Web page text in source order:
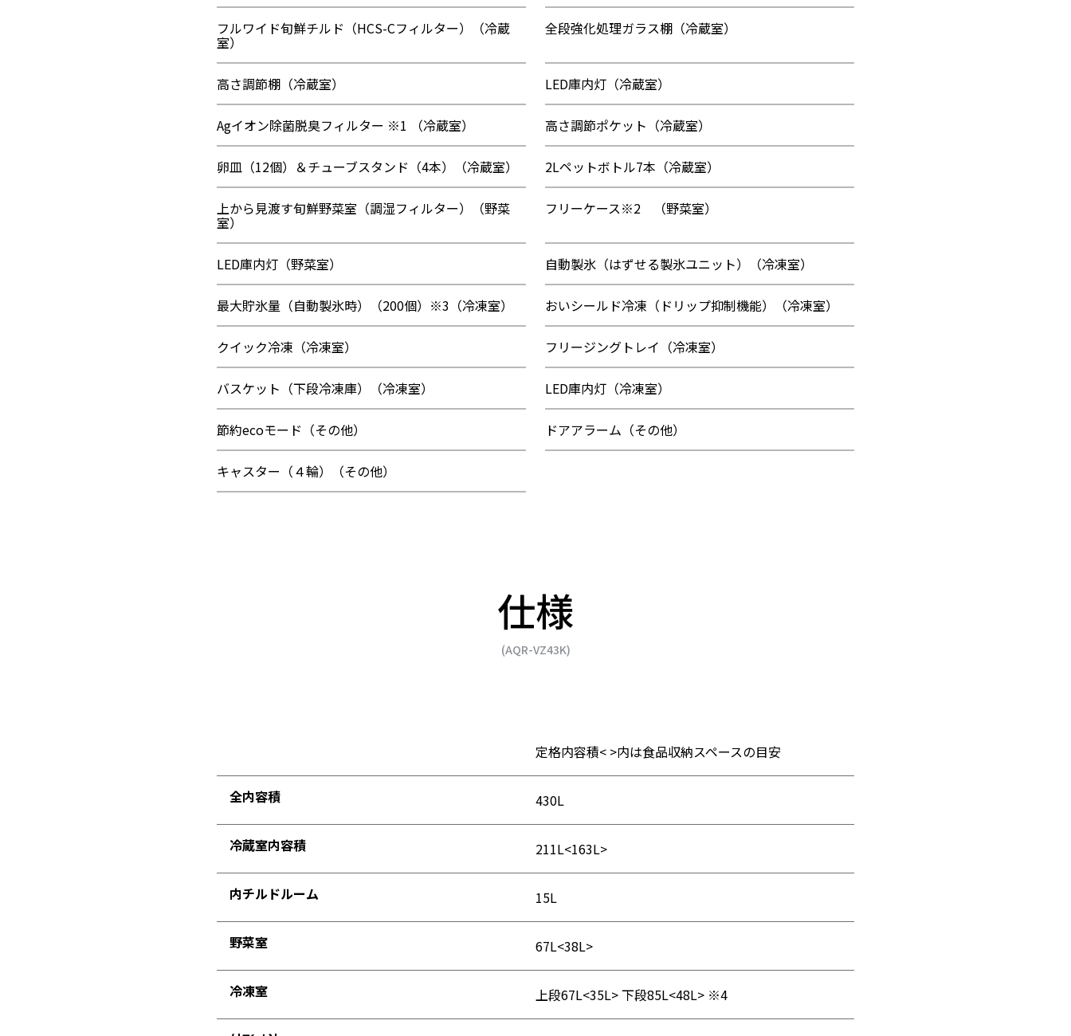
フルワイド旬鮮チルド（HCS-Cフィルター）（冷蔵
室）
全段強化処理ガラス棚（冷蔵室）
高さ調節棚（冷蔵室） LED庫内灯（冷蔵室）
Agイオン除菌脱臭フィルター ※1 （冷蔵室） 高さ調節ポケット（冷蔵室）
卵皿（12個）＆チューブスタンド（4本）（冷蔵室） 2Lペットボトル7本（冷蔵室）
上から見渡す旬鮮野菜室（調湿フィルター）（野菜
室）
フリーケース※2 （野菜室）
LED庫内灯（野菜室） 自動製氷（はずせる製氷ユニット）（冷凍室）
最大貯氷量（自動製氷時）（200個）※3（冷凍室） おいシールド冷凍（ドリップ抑制機能）（冷凍室）
クイック冷凍（冷凍室） フリージングトレイ（冷凍室）
バスケット（下段冷凍庫）（冷凍室） LED庫内灯（冷凍室）
節約ecoモード（その他） ドアアラーム（その他）
キャスター（４輪）（その他）
仕様
(AQR-VZ43K)
定格内容積< >内は食品収納スペースの目安
全内容積 430L
冷蔵室内容積 211L<163L>
内チルドルーム 15L
野菜室 67L<38L>
冷凍室 上段67L<35L> 下段85L<48L> ※4